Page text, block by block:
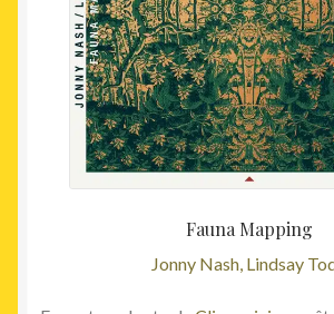
Fauna Mapping
Jonny Nash, Lindsay